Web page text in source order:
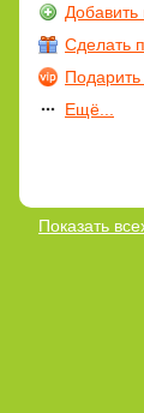
Добавить
Сделать
Подарить
Ещё...
Показать